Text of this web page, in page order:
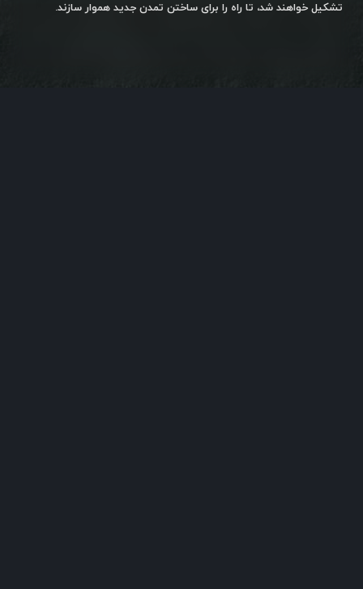
تشکیل خواهند شد، تا راه را برای ساختن تمدن جدید هموار سازند.